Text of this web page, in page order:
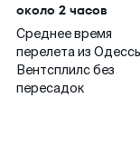
около 2 часов
Среднее время
перелета из
Вентсплилс без
пересадок